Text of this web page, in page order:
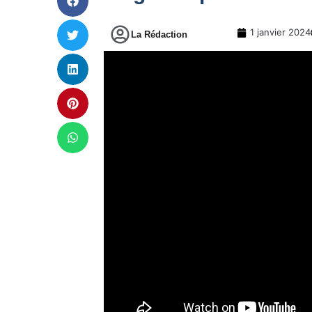
La Rédaction 1 janvier 2024